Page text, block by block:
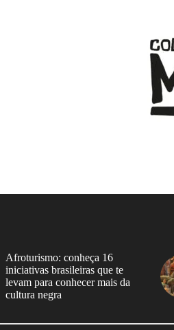
Afroturismo: conheça 16
iniciativas brasileiras que te
levam para conhecer mais da
cultura negra